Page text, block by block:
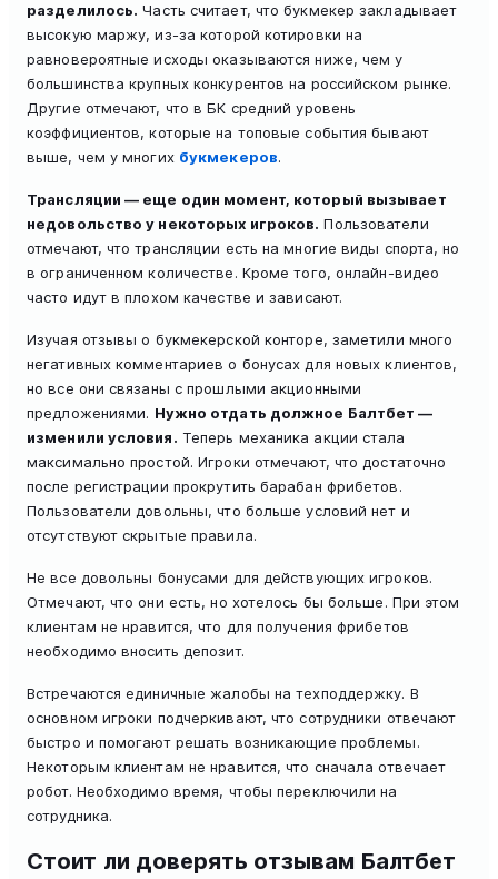
разделилось. Часть считает, что букмекер закладывает
высокую маржу, из-за которой котировки на
равновероятные исходы оказываются ниже, чем у
большинства крупных конкурентов на российском рынке.
Другие отмечают, что в БК средний уровень
коэффициентов, которые на топовые события бывают
выше, чем у многих букмекеров.
Трансляции — еще один момент, который вызывает
недовольство у некоторых игроков. Пользователи
отмечают, что трансляции есть на многие виды спорта, но
в ограниченном количестве. Кроме того, онлайн-видео
часто идут в плохом качестве и зависают.
Изучая отзывы о букмекерской конторе, заметили много
негативных комментариев о бонусах для новых клиентов,
но все они связаны с прошлыми акционными
предложениями. Нужно отдать должное Балтбет —
изменили условия. Теперь механика акции стала
максимально простой. Игроки отмечают, что достаточно
после регистрации прокрутить барабан фрибетов.
Пользователи довольны, что больше условий нет и
отсутствуют скрытые правила.
Не все довольны бонусами для действующих игроков.
Отмечают, что они есть, но хотелось бы больше. При этом
клиентам не нравится, что для получения фрибетов
необходимо вносить депозит.
Встречаются единичные жалобы на техподдержку. В
основном игроки подчеркивают, что сотрудники отвечают
быстро и помогают решать возникающие проблемы.
Некоторым клиентам не нравится, что сначала отвечает
робот. Необходимо время, чтобы переключили на
сотрудника.
Стоит ли доверять отзывам Балтбет